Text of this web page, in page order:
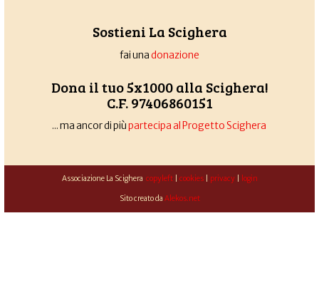
Sostieni La Scighera
fai unadonazione
Dona il tuo 5x1000 alla Scighera!
C.F. 97406860151
... ma ancor di piùpartecipa al Progetto Scighera
Associazione La Scighera copyleft| cookies| privacy| login
Sito creato da Alekos.net